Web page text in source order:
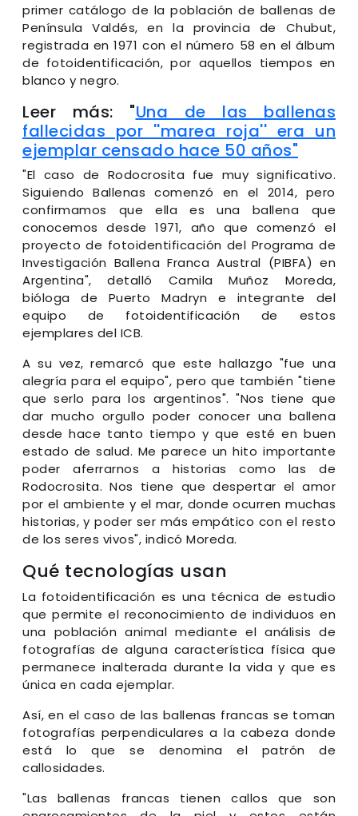
primer catálogo de la población de ballenas de
Península Valdés, en la provincia de Chubut,
registrada en 1971 con el número 58 en el álbum
de fotoidentificación, por aquellos tiempos en
blanco y negro.
Leer más: "Una de las ballenas
fallecidas por ''marea roja'' era un
ejemplar censado hace 50 años"
"El caso de Rodocrosita fue muy significativo.
Siguiendo Ballenas comenzó en el 2014, pero
confirmamos que ella es una ballena que
conocemos desde 1971, año que comenzó el
proyecto de fotoidentificación del Programa de
Investigación Ballena Franca Austral (PIBFA) en
Argentina", detalló Camila Muñoz Moreda,
bióloga de Puerto Madryn e integrante del
equipo de fotoidentificación de estos
ejemplares del ICB.
A su vez, remarcó que este hallazgo "fue una
alegría para el equipo", pero que también "tiene
que serlo para los argentinos". "Nos tiene que
dar mucho orgullo poder conocer una ballena
desde hace tanto tiempo y que esté en buen
estado de salud. Me parece un hito importante
poder aferrarnos a historias como las de
Rodocrosita. Nos tiene que despertar el amor
por el ambiente y el mar, donde ocurren muchas
historias, y poder ser más empático con el resto
de los seres vivos", indicó Moreda.
Qué tecnologías usan
La fotoidentificación es una técnica de estudio
que permite el reconocimiento de individuos en
una población animal mediante el análisis de
fotografías de alguna característica física que
permanece inalterada durante la vida y que es
única en cada ejemplar.
Así, en el caso de las ballenas francas se toman
fotografías perpendiculares a la cabeza donde
está lo que se denomina el patrón de
callosidades.
"Las ballenas francas tienen callos que son